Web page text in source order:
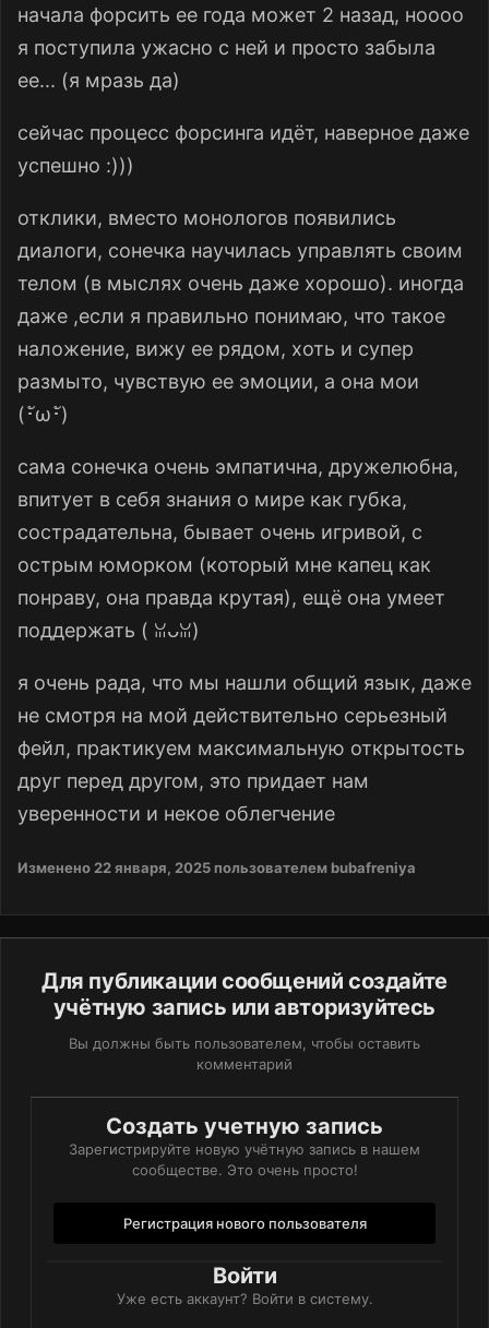
начала форсить ее года может 2 назад, ноооо
я поступила ужасно с ней и просто забыла
ее... (я мразь да)
сейчас процесс форсинга идёт, наверное даже
успешно :)))
отклики, вместо монологов появились
диалоги, сонечка научилась управлять своим
телом (в мыслях очень даже хорошо). иногда
даже ,если я правильно понимаю, что такое
наложение, вижу ее рядом, хоть и супер
размыто, чувствую ее эмоции, а она мои
(⁠･ั⁠ω⁠･ั⁠)
сама сонечка очень эмпатична, дружелюбна,
впитует в себя знания о мире как губка,
сострадательна, бывает очень игривой, с
острым юморком (который мне капец как
понраву, она правда крутая), ещё она умеет
поддержать (⁠ ⁠ꈍ⁠ᴗ⁠ꈍ⁠)
я очень рада, что мы нашли общий язык, даже
не смотря на мой действительно серьезный
фейл, практикуем максимальную открытость
друг перед другом, это придает нам
уверенности и некое облегчение
Изменено22 января, 2025 пользователем bubafreniya
Для публикации сообщений создайте
учётную запись или авторизуйтесь
Вы должны быть пользователем, чтобы оставить
комментарий
Создать учетную запись
Зарегистрируйте новую учётную запись в нашем
сообществе. Это очень просто!
Регистрация нового пользователя
Войти
Уже есть аккаунт? Войти в систему.